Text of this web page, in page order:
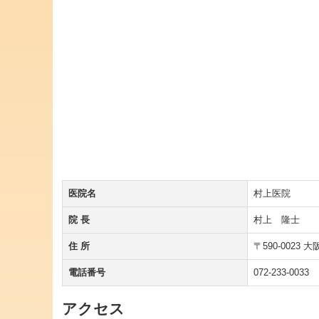
医院名 村上医院
院 長 村上 隆士
住 所 〒590-0023 大
電話番号 072-233-0033
アクセス